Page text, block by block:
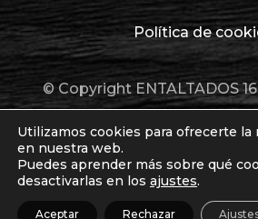
Política de
© Copyright ENTALTADOS
derechos
Utilizamos cookies para ofrecerte la
en nuestra web.
Puedes aprender más sobre qué
desactivarlas en los ajustes.
Aceptar Rechazar